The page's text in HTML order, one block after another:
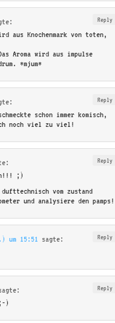
Reply
aus Knochenmark von toten,
Aroma wird aus impulse
*mjum*
Reply
schon immer komisch,
noch viel zu viel!
Reply
;)
vom zustand
und analysiere den pamps!
um 15:51 sagte: Reply
Reply
)